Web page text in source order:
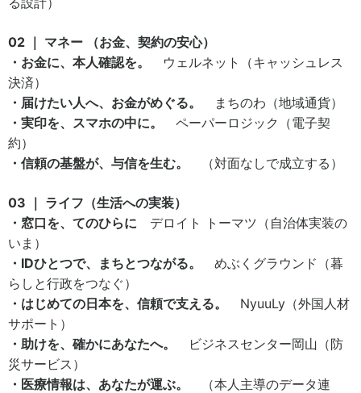
02 ｜ マネー （お金、契約の安心）
・お金に、本人確認を。
ウェルネット（キャッシュレス
決済）
・届けたい人へ、お金がめぐる。
まちのわ（地域通貨）
・実印を、スマホの中に。
ペーパーロジック（電子契
約）
・信頼の基盤が、与信を生む。
（対面なしで成立する）
03 ｜ ライフ（生活への実装）
・窓口を、てのひらに デロイト トーマツ（自治体実装の
いま）
・IDひとつで、まちとつながる。
めぶくグラウンド（暮
らしと行政をつなぐ）
・はじめての日本を、信頼で支える。
NyuuLy（外国人材
サポート）
・助けを、確かにあなたへ。
ビジネスセンター岡山（防
災サービス）
・医療情報は、あなたが運ぶ。
（本人主導のデータ連